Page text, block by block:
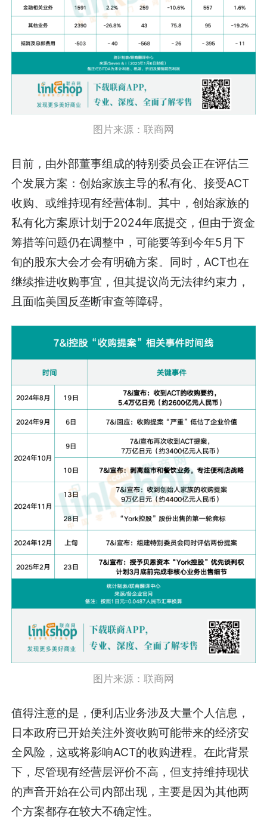
图片来源：联商网
目前，由外部董事组成的特别委员会正在评估三
个发展方案：创始家族主导的私有化、接受ACT
收购、或维持现有经营体制。其中，创始家族的
私有化方案原计划于2024年底提交，但由于资金
筹措等问题仍在调整中，可能要等到今年5月下
旬的股东大会才会有明确方案。同时，ACT也在
继续推进收购事宜，但其提议尚无法律约束力，
且面临美国反垄断审查等障碍。
图片来源：联商网
值得注意的是，便利店业务涉及大量个人信息，
日本政府已开始关注外资收购可能带来的经济安
全风险，这或将影响ACT的收购进程。在此背景
下，尽管现有经营层评价不高，但支持维持现状
的声音开始在公司内部出现，主要是因为其他两
个方案都存在较大不确定性。